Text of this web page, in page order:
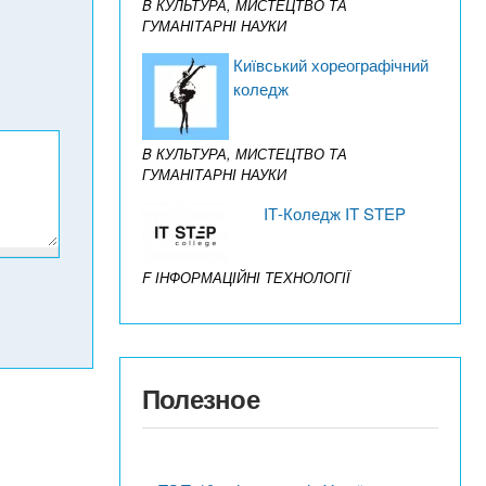
B КУЛЬТУРА, МИСТЕЦТВО ТА
ГУМАНІТАРНІ НАУКИ
Київський хореографічний
коледж
B КУЛЬТУРА, МИСТЕЦТВО ТА
ГУМАНІТАРНІ НАУКИ
IТ-Коледж IT STEP
F ІНФОРМАЦІЙНІ ТЕХНОЛОГІЇ
Полезное